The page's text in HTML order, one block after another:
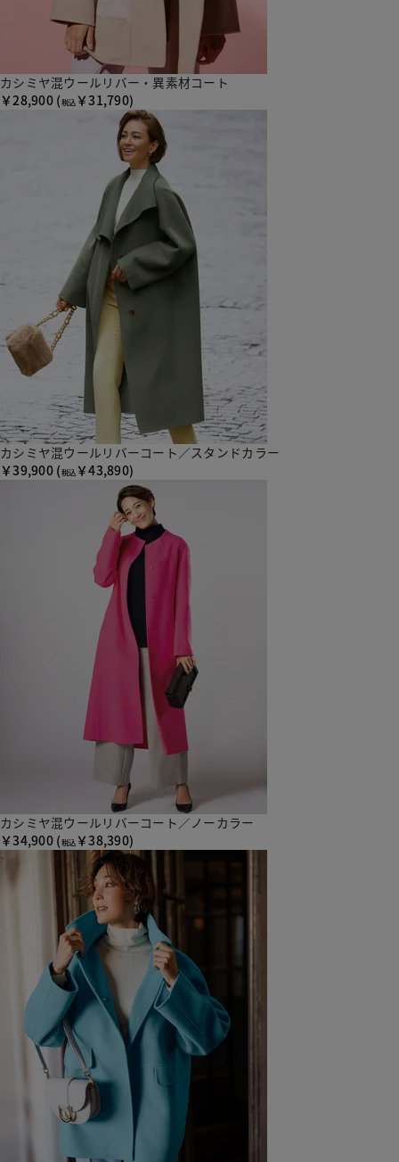
カシミヤ混ウールリバー・異素材コート
￥28,900 (税込 ￥31,790)
カシミヤ混ウールリバーコート／スタンドカラー
￥39,900 (税込 ￥43,890)
カシミヤ混ウールリバーコート／ノーカラー
￥34,900 (税込 ￥38,390)